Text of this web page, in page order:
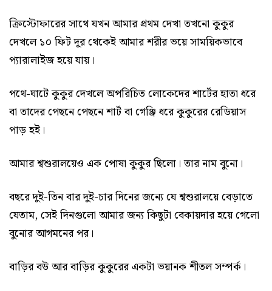
ক্রিস্টোফারের সাথে যখন আমার প্রথম দেখা তখনো কুকুর
দেখলে ১০ ফিট দূর থেকেই আমার শরীর ভয়ে সাময়িকভাবে
প্যারালাইজ হয়ে যায়।
পথে-ঘাটে কুকুর দেখলে অপরিচিত লোকেদের শার্টের হাতা ধরে
বা তাদের পেছনে পেছনে শার্ট বা গেঞ্জি ধরে কুকুরের রেডিয়াস
পাড় হই।
আমার শ্বশুরালয়েও এক পোষা কুকুর ছিলো। তার নাম বুনো।
বছরে দুই-তিন বার দুই-চার দিনের জন্যে যে শ্বশুরালয়ে বেড়াতে
যেতাম, সেই দিনগুলো আমার জন্য কিছুটা বেকায়দার হয়ে গেলো
বুনোর আগমনের পর।
বাড়ির বউ আর বাড়ির কুকুরের একটা ভয়ানক শীতল সম্পর্ক।